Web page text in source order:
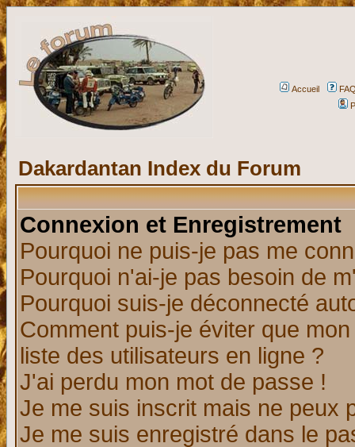
Accueil
Dakardantan Index du Forum
Connexion et Enregistrement
Pourquoi ne puis-je pas me
Pourquoi n'ai-je pas besoin de
Pourquoi suis-je déconnecté
Comment puis-je éviter que
liste des utilisateurs en ligne ?
J'ai perdu mon mot de passe !
Je me suis inscrit mais ne peux
Je me suis enregistré dans le